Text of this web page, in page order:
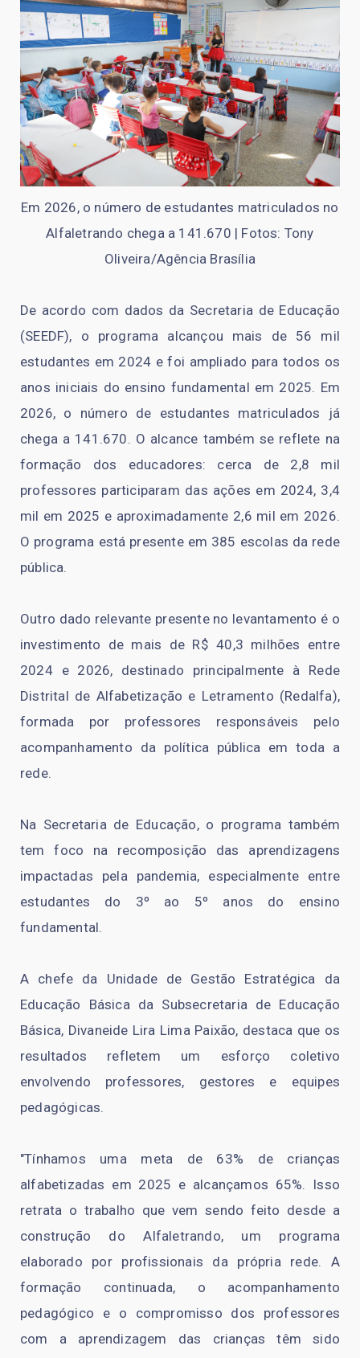
Em 2026, o número de estudantes matriculados no
Alfaletrando chega a 141.670 | Fotos: Tony
Oliveira/Agência Brasília
De acordo com dados da Secretaria de Educação
(SEEDF), o programa alcançou mais de 56 mil
estudantes em 2024 e foi ampliado para todos os
anos iniciais do ensino fundamental em 2025. Em
2026, o número de estudantes matriculados já
chega a 141.670. O alcance também se reflete na
formação dos educadores: cerca de 2,8 mil
professores participaram das ações em 2024, 3,4
mil em 2025 e aproximadamente 2,6 mil em 2026.
O programa está presente em 385 escolas da rede
pública.
Outro dado relevante presente no levantamento é o
investimento de mais de R$ 40,3 milhões entre
2024 e 2026, destinado principalmente à Rede
Distrital de Alfabetização e Letramento (Redalfa),
formada por professores responsáveis pelo
acompanhamento da política pública em toda a
rede.
Na Secretaria de Educação, o programa também
tem foco na recomposição das aprendizagens
impactadas pela pandemia, especialmente entre
estudantes do 3º ao 5º anos do ensino
fundamental.
A chefe da Unidade de Gestão Estratégica da
Educação Básica da Subsecretaria de Educação
Básica, Divaneide Lira Lima Paixão, destaca que os
resultados refletem um esforço coletivo
envolvendo professores, gestores e equipes
pedagógicas.
"Tínhamos uma meta de 63% de crianças
alfabetizadas em 2025 e alcançamos 65%. Isso
retrata o trabalho que vem sendo feito desde a
construção do Alfaletrando, um programa
elaborado por profissionais da própria rede. A
formação continuada, o acompanhamento
pedagógico e o compromisso dos professores
com a aprendizagem das crianças têm sido